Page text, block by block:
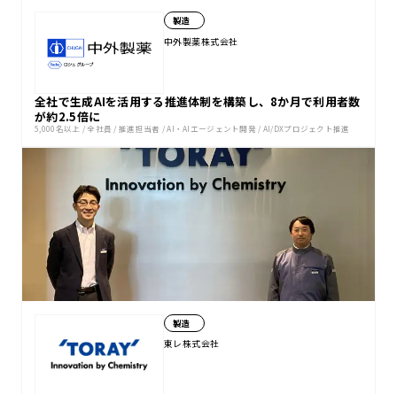
製造
中外製薬株式会社
全社で生成AIを活用する推進体制を構築し、8か月で利用者数
が約2.5倍に
5,000名以上 /全社員 /推進担当者 /AI・AIエージェント開発 / AI/DXプロジェクト推進
製造
東レ株式会社